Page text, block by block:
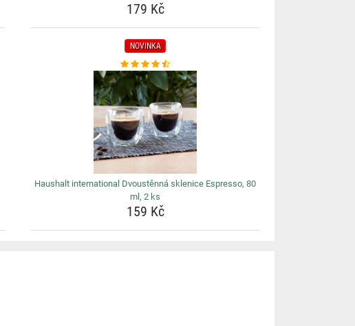
179 Kč
NOVINKA
Haushalt international Dvoustěnná sklenice Espresso, 80
ml, 2 ks
159 Kč